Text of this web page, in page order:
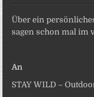
Über ein
sagen schon mal im
An
STAY WILD –